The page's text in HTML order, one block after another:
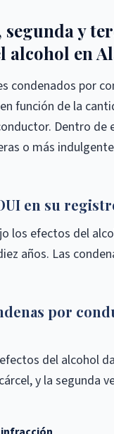
y
alcohol en
condenados por
función de la
Dentro de
o más
en su
los efectos del
años. Las
por
del alcohol
y la segunda